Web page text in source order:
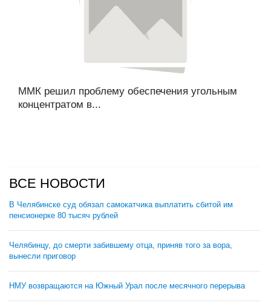
ММК решил проблему обеспечения угольным
концентратом в...
ВСЕ НОВОСТИ
В Челябинске суд обязал самокатчика выплатить сбитой им
пенсионерке 80 тысяч рублей
Челябинцу, до смерти забившему отца, приняв того за вора,
вынесли приговор
НМУ возвращаются на Южный Урал после месячного перерыва